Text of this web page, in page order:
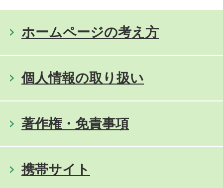
ホームページの考え方
個人情報の取り扱い
著作権・免責事項
携帯サイト